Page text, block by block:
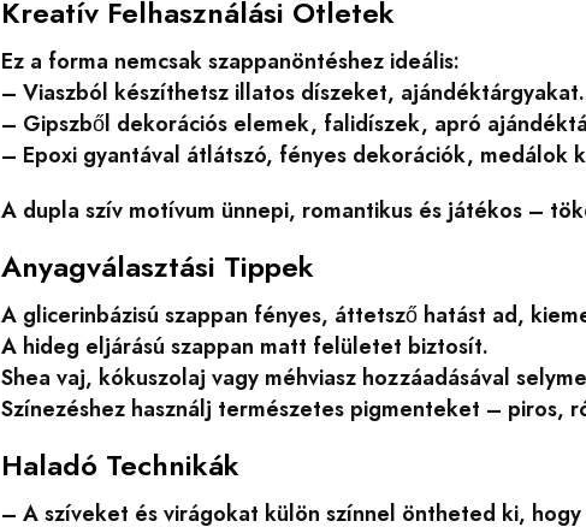
Kreatív Felhasználási Ötletek
Ez a forma nemcsak szappanöntéshez ideális:
– Viaszból készíthetsz illatos díszeket, ajándéktárgyakat.
– Gipszből dekorációs elemek, falidíszek, apró
– Epoxi gyantával átlátszó, fényes dekorációk, medálok
A dupla szív motívum ünnepi, romantikus és játékos –
Anyagválasztási Tippek
A glicerinbázisú szappan fényes, áttetsző hatást ad,
A hideg eljárású szappan matt felületet biztosít.
Shea vaj, kókuszolaj vagy méhviasz hozzáadásával
Színezéshez használj természetes pigmenteket – piros,
Haladó Technikák
– A szíveket és virágokat külön színnel öntheted ki,